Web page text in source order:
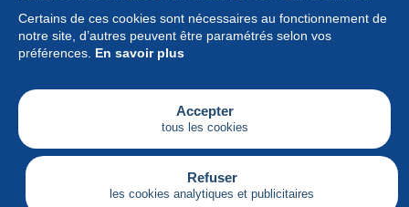
Certains de ces cookies sont nécessaires au fonctionnement de
notre site, d’autres peuvent être paramétrés selon vos
préférences. En savoir plus
Accepter
tous les cookies
Refuser
les cookies analytiques et publicitaires
Actualités
Fonctionnalités
Société
Services
Articles